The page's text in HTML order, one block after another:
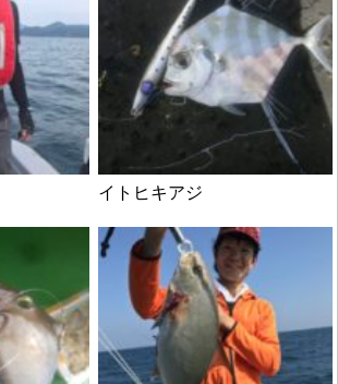
イトヒキアジ